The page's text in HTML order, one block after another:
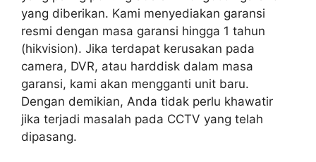
yang diberikan. Kami menyediakan garansi
resmi dengan masa garansi hingga 1 tahun
(hikvision). Jika terdapat kerusakan pada
camera, DVR, atau harddisk dalam masa
garansi, kami akan mengganti unit baru.
Dengan demikian, Anda tidak perlu khawatir
jika terjadi masalah pada CCTV yang telah
dipasang.